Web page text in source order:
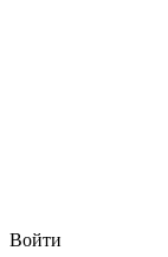
Войти